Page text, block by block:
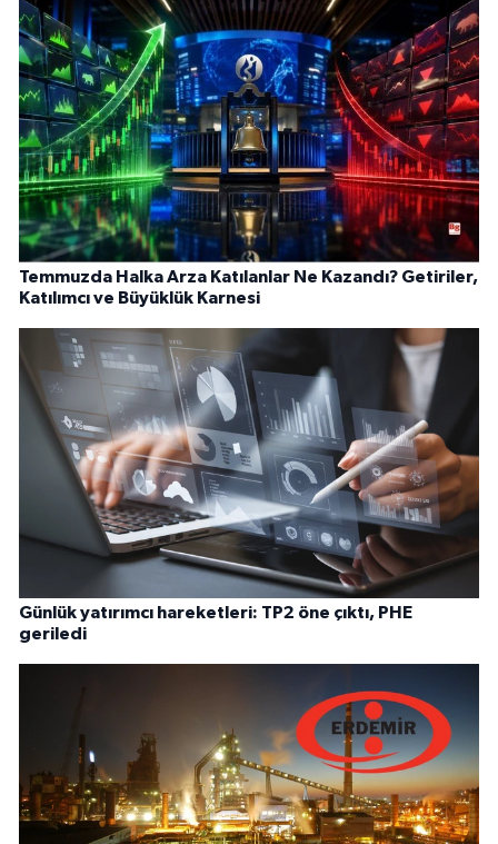
Temmuzda Halka Arza Katılanlar Ne Kazandı? Getiriler,
Katılımcı ve Büyüklük Karnesi
Günlük yatırımcı hareketleri: TP2 öne çıktı, PHE
geriledi